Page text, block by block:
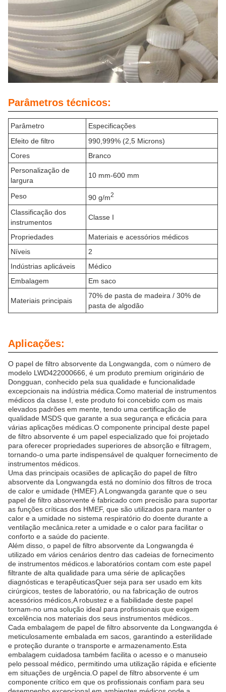
Parâmetros técnicos:
Parâmetro
Especificações
Efeito de filtro
990,999% (2,5 Microns)
Cores
Branco
Personalização de
largura
10 mm-600 mm
Peso 90 g/m2
Classificação dos
instrumentos
Classe I
Propriedades
Materiais e acessórios médicos
Níveis
2
Indústrias aplicáveis
Médico
Embalagem
Em saco
Materiais principais
70% de pasta de madeira / 30% de
pasta de algodão
Aplicações:
O papel de filtro absorvente da Longwangda, com o número de
modelo LWD422000666, é um produto premium originário de
Dongguan, conhecido pela sua qualidade e funcionalidade
excepcionais na indústria médica.Como material de instrumentos
médicos da classe I, este produto foi concebido com os mais
elevados padrões em mente, tendo uma certificação de
qualidade MSDS que garante a sua segurança e eficácia para
várias aplicações médicas.O componente principal deste papel
de filtro absorvente é um papel especializado que foi projetado
para oferecer propriedades superiores de absorção e filtragem,
tornando-o uma parte indispensável de qualquer fornecimento de
instrumentos médicos.
Uma das principais ocasiões de aplicação do papel de filtro
absorvente da Longwangda está no domínio dos filtros de troca
de calor e umidade (HMEF).A Longwangda garante que o seu
papel de filtro absorvente é fabricado com precisão para suportar
as funções críticas dos HMEF, que são utilizados para manter o
calor e a umidade no sistema respiratório do doente durante a
ventilação mecânica.reter a umidade e o calor para facilitar o
conforto e a saúde do paciente.
Além disso, o papel de filtro absorvente da Longwangda é
utilizado em vários cenários dentro das cadeias de fornecimento
de instrumentos médicos.e laboratórios contam com este papel
filtrante de alta qualidade para uma série de aplicações
diagnósticas e terapêuticasQuer seja para ser usado em kits
cirúrgicos, testes de laboratório, ou na fabricação de outros
acessórios médicos,A robustez e a fiabilidade deste papel
tornam-no uma solução ideal para profissionais que exigem
excelência nos materiais dos seus instrumentos médicos..
Cada embalagem de papel de filtro absorvente da Longwangda é
meticulosamente embalada em sacos, garantindo a esterilidade
e proteção durante o transporte e armazenamento.Esta
embalagem cuidadosa também facilita o acesso e o manuseio
pelo pessoal médico, permitindo uma utilização rápida e eficiente
em situações de urgência.O papel de filtro absorvente é um
componente crítico em que os profissionais confiam para seu